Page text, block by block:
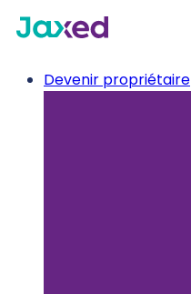
Devenir propriétaire